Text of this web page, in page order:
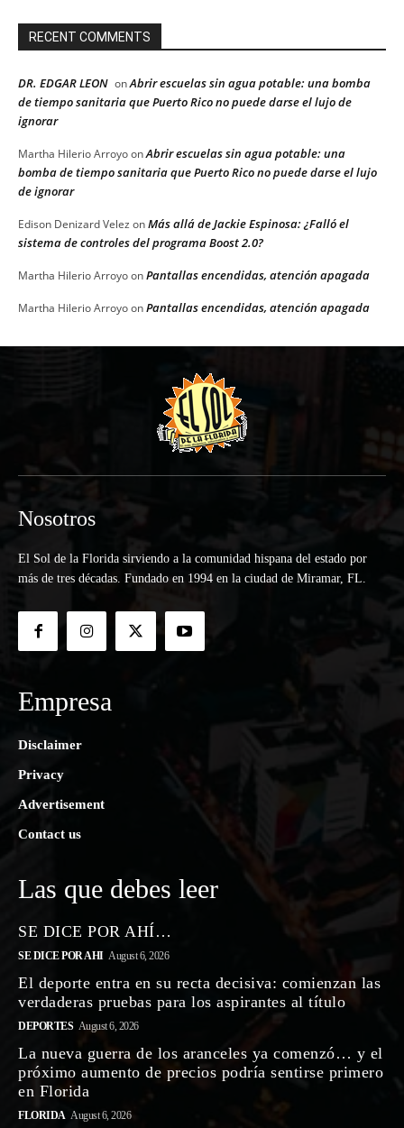
RECENT COMMENTS
DR. EDGAR LEON onAbrir escuelas sin agua potable: una bomba
de tiempo sanitaria que Puerto Rico no puede darse el lujo de
ignorar
Martha Hilerio ArroyoonAbrir escuelas sin agua potable: una
bomba de tiempo sanitaria que Puerto Rico no puede darse el lujo
de ignorar
Edison Denizard Velez onMás allá de Jackie Espinosa: ¿Falló el
sistema de controles del programa Boost 2.0?
Martha Hilerio ArroyoonPantallas encendidas, atención apagada
Martha Hilerio ArroyoonPantallas encendidas, atención apagada
Nosotros
El Sol de la Florida sirviendo a la comunidad hispana del estado por
más de tres décadas. Fundado en 1994 en la ciudad de Miramar, FL.
Empresa
Disclaimer
Privacy
Advertisement
Contact us
Las que debes leer
SE DICE POR AHÍ…
SE DICE POR AHI August 6, 2026
El deporte entra en su recta decisiva: comienzan las
verdaderas pruebas para los aspirantes al título
DEPORTES August 6, 2026
La nueva guerra de los aranceles ya comenzó… y el
próximo aumento de precios podría sentirse primero
en Florida
FLORIDA August 6, 2026